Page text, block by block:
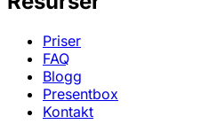
Priser
FAQ
Blogg
Presentbox
Kontakt